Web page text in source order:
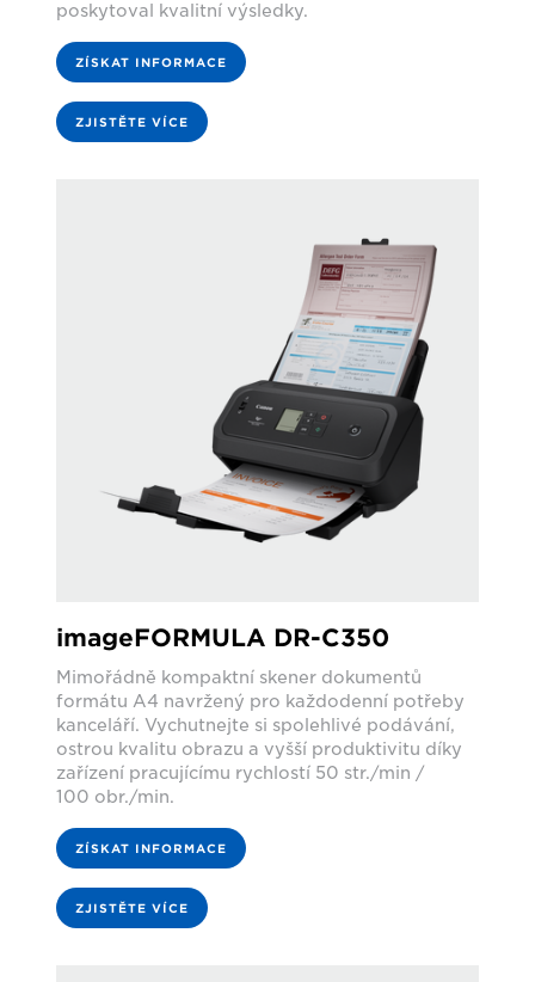
poskytoval kvalitní výsledky.
ZÍSKAT INFORMACE
ZJISTĚTE VÍCE
imageFORMULA DR-C350
Mimořádně kompaktní skener dokumentů
formátu A4 navržený pro každodenní potřeby
kanceláří. Vychutnejte si spolehlivé podávání,
ostrou kvalitu obrazu a vyšší produktivitu díky
zařízení pracujícímu rychlostí 50 str./min /
100 obr./min.
ZÍSKAT INFORMACE
ZJISTĚTE VÍCE